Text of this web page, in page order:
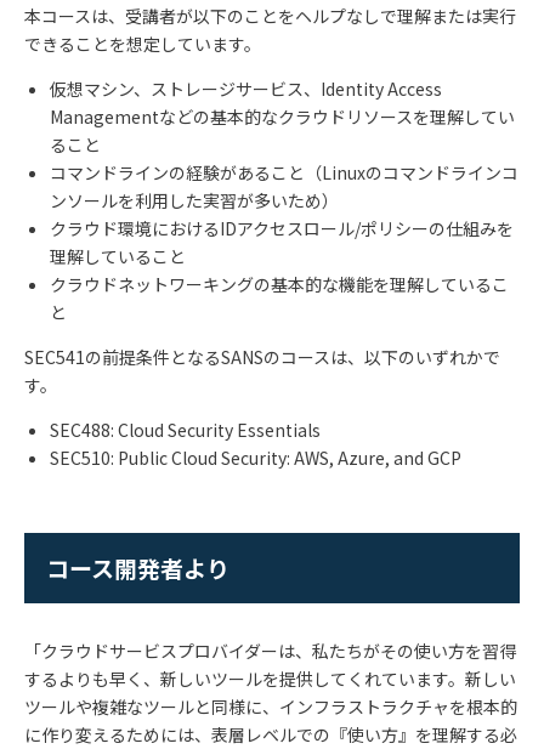
本コースは、受講者が以下のことをヘルプなしで理解または実行
できることを想定しています。
仮想マシン、ストレージサービス、 Identity Access
Managementなどの基本的なクラウドリソースを理解してい
ること
コマンドラインの経験があること（Linuxのコマンドラインコ
ンソールを利用した実習が多いため）
クラウド環境におけるIDアクセスロール/ポリシーの仕組みを
理解していること
クラウドネットワーキングの基本的な機能を理解しているこ
と
SEC541の前提条件となるSANSのコースは、以下のいずれかで
す。
SEC488: Cloud Security Essentials
SEC510: Public Cloud Security: AWS, Azure, and GCP
コース開発者より
「クラウドサービスプロバイダーは、私たちがその使い方を習得
するよりも早く、新しいツールを提供してくれています。新しい
ツールや複雑なツールと同様に、インフラストラクチャを根本的
に作り変えるためには、表層レベルでの『使い方』を理解する必